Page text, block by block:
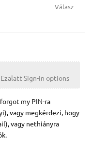
Válasz
Sign-in options
my PIN-ra
vagy megkérdezi, hogy
vagy nethiányra